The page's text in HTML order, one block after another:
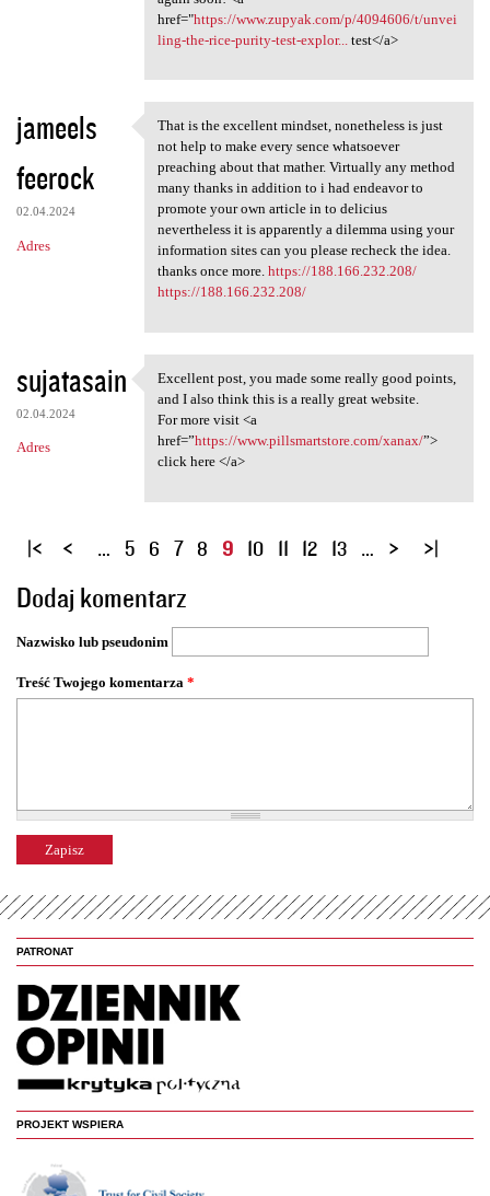
href="https://www.zupyak.com/p/4094606/t/unvei
ling-the-rice-purity-test-explor...
test</a>
jameels
feerock
02.04.2024
Adres
That is the excellent mindset
That is the excellent mindset, nonetheless is just
not help to make every sence whatsoever
preaching about that mather. Virtually any method
many thanks in addition to i had endeavor to
promote your own article in to delicius
nevertheless it is apparently a dilemma using your
information sites can you please recheck the idea.
thanks once more. https://188.166.232.208/
https://188.166.232.208/
sujatasain
02.04.2024
Adres
Excellent post, you made some
Excellent post, you made some really good points,
and I also think this is a really great website.
For more visit <a
href=”https://www.pillsmartstore.com/xanax/”>
click here </a>
S
r
o
y
… 5 6 7 8 9 10 11 12 13 …
Dodaj komentarz
Nazwisko lub pseudonim
Treść Twojego komentarza *
PATRONAT
PROJEKT WSPIERA